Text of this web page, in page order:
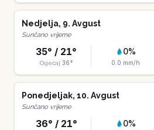
Nedjelja, 9. Avgust
Sunčano vrijeme
35° / 21°
Osjećaj 36°
0%
0.0 mm/h
Ponedjeljak, 10. Avgust
Sunčano vrijeme
36° / 21° 0%